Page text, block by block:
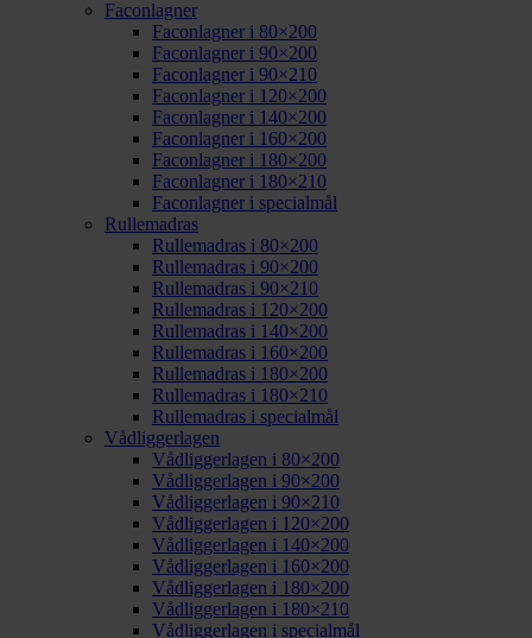
Faconlagner
Faconlagner i 80×200
Faconlagner i 90×200
Faconlagner i 90×210
Faconlagner i 120×200
Faconlagner i 140×200
Faconlagner i 160×200
Faconlagner i 180×200
Faconlagner i 180×210
Faconlagner i specialmål
Rullemadras
Rullemadras i 80×200
Rullemadras i 90×200
Rullemadras i 90×210
Rullemadras i 120×200
Rullemadras i 140×200
Rullemadras i 160×200
Rullemadras i 180×200
Rullemadras i 180×210
Rullemadras i specialmål
Vådliggerlagen
Vådliggerlagen i 80×200
Vådliggerlagen i 90×200
Vådliggerlagen i 90×210
Vådliggerlagen i 120×200
Vådliggerlagen i 140×200
Vådliggerlagen i 160×200
Vådliggerlagen i 180×200
Vådliggerlagen i 180×210
Vådliggerlagen i specialmål